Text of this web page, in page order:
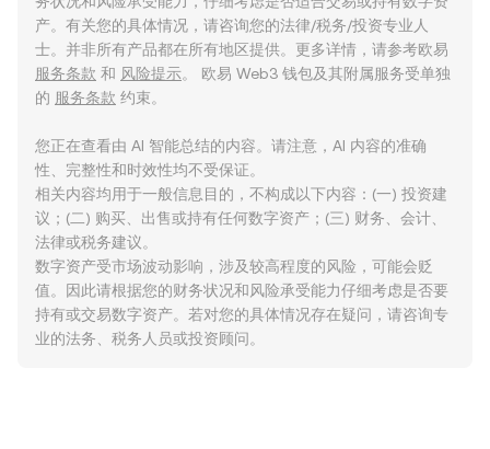
产。有关您的具体情况，请咨询您的法律/税务/投资专业人
士。并非所有产品都在所有地区提供。更多详情，请参考欧易
服务条款 和 风险提示。 欧易 Web3 钱包及其附属服务受单独
的 服务条款 约束。
您正在查看由 AI 智能总结的内容。请注意，AI 内容的准确
性、完整性和时效性均不受保证。
相关内容均用于一般信息目的，不构成以下内容：(一) 投资建
议；(二) 购买、出售或持有任何数字资产；(三) 财务、会计、
法律或税务建议。
数字资产受市场波动影响，涉及较高程度的风险，可能会贬
值。因此请根据您的财务状况和风险承受能力仔细考虑是否要
持有或交易数字资产。若对您的具体情况存在疑问，请咨询专
业的法务、税务人员或投资顾问。